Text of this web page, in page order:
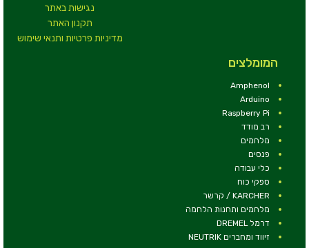
נגישות באתר
תקנון האתר
מדיניות פרטיות ותנאי שימוש
המומלצים
Amphenol
Arduino
Raspberry Pi
רב מודד
מלחמים
פנסים
כלי עבודה
ספקי כוח
KARCHER / קרשר
מלחמים ותחנות הלחמה
דרמל DREMEL
זיווד ומחברים NEUTRIK